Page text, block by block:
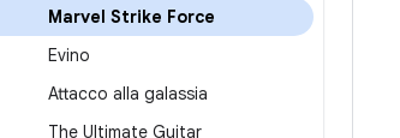
Marvel Strike Force
Evino
Attacco alla galassia
The Ultimate Guitar